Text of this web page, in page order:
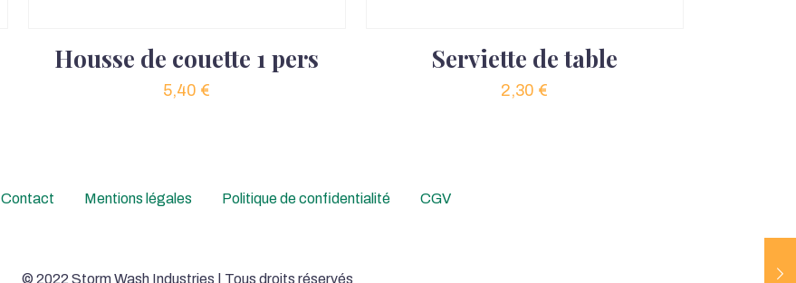
Housse de couette 1 pers
5,40 €
Serviette de table
2,30 €
Contact Mentions légales Politique de confidentialité CGV
© 2022 Storm Wash Industries | Tous droits réservés